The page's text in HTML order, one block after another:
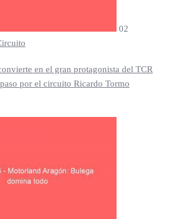
02
en el gran protagonista del TCR
por el circuito Ricardo Tormo